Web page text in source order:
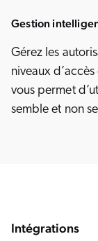
Gestion
Gérez les
niveaux
vous permet
semble et non
Intégrations